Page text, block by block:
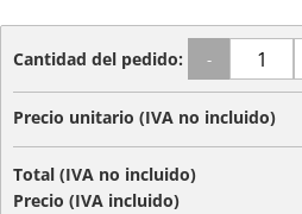
Cantidad del pedido: -
Precio unitario (IVA no incluido)
Total (IVA no incluido)
Precio (IVA incluido)